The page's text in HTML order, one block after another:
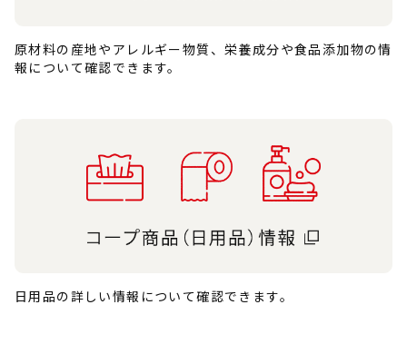
原材料の産地やアレルギー物質、栄養成分や食品添加物の情
報について確認できます。
日用品の詳しい情報について確認できます。